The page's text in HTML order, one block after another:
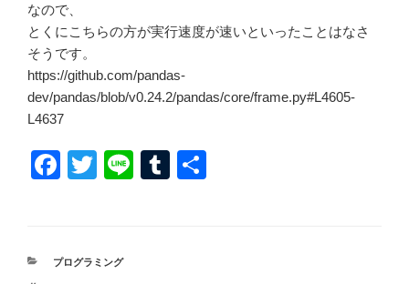
なので、
とくにこちらの方が実行速度が速いといったことはなさ
そうです。
https://github.com/pandas-
dev/pandas/blob/v0.24.2/pandas/core/frame.py#L4605-
L4637
F
e
T
er
Li
T
カ
プログラミング